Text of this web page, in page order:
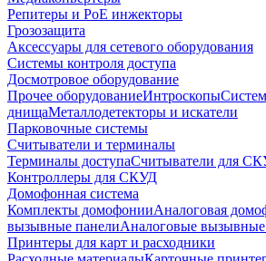
Репитеры и PoE инжекторы
Грозозащита
Аксессуары для сетевого оборудования
Системы контроля доступа
Досмотровое оборудование
Прочее оборудованиеИнтроскопы
днищаМеталлодетекторы и искатели
Парковочные системы
Считыватели и терминалы
Терминалы доступаСчитыватели для
Контроллеры для СКУД
Домофонная система
Комплекты домофонииАналоговая
вызывные панелиАналоговые вызывные
Принтеры для карт и расходники